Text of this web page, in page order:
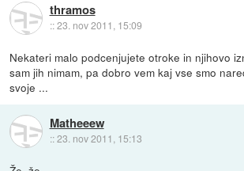
thramos
::23. nov 2011, 15:09
Nekateri malo podcenjujete otroke in njihovo
sam jih nimam, pa dobro vem kaj vse smo
svoje ...
Matheeew
::23. nov 2011, 15:13